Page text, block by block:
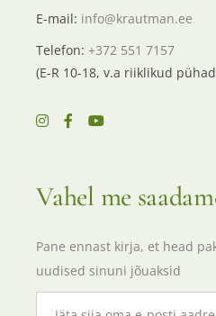
E-mail: info@krautman.ee
Telefon:+372 551 7157
(E-R 10-18, v.a riiklikud
Vahel me
Pane ennast kirja, et head
uudised sinuni jõuaksid